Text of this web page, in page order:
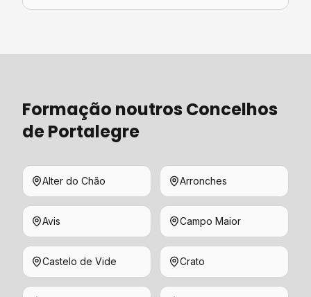
Formação noutros Concelhos
dePortalegre
Alter do Chão Arronches
Avis Campo Maior
Castelo de Vide Crato